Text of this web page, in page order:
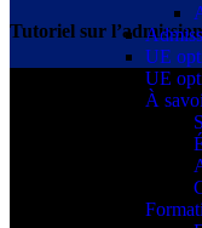
UE
UE
À
Tutoriel sur